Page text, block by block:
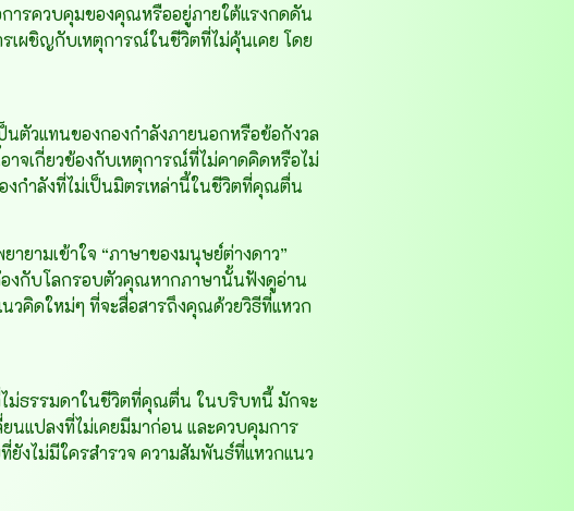
ารควบคุมของคุณหรืออยู่ภายใต้แรงกดดัน
เผชิญกับเหตุการณ์ในชีวิตที่ไม่คุ้นเคย โดย
ตัวแทนของกองกำลังภายนอกหรือข้อกังวล
าจเกี่ยวข้องกับเหตุการณ์ที่ไม่คาดคิดหรือไม่
กำลังที่ไม่เป็นมิตรเหล่านี้ในชีวิตที่คุณตื่น
ยามเข้าใจ “ภาษาของมนุษย์ต่างดาว”
งกับโลกรอบตัวคุณหากภาษานั้นฟังดูอ่าน
วคิดใหม่ๆ ที่จะสื่อสารถึงคุณด้วยวิธีที่แหวก
ไม่ธรรมดาในชีวิตที่คุณตื่น ในบริบทนี้ มักจะ
แปลงที่ไม่เคยมีมาก่อน และควบคุมการ
ยังไม่มีใครสำรวจ ความสัมพันธ์ที่แหวกแนว